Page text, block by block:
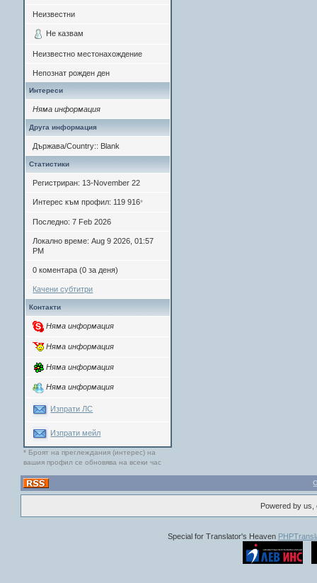
Неизвестни
Не казвам
Неизвестно местонахождение
Непознат рожден ден
Интереси
Няма информация
Друга информация
Държава/Country:: Blank
Статистики
Регистриран: 13-November 22
Интерес към профил: 119 916*
Последно: 7 Feb 2026
Локално време: Aug 9 2026, 01:57
PM
0 коментара (0 за деня)
Качени субтитри
Контакти
Няма информация
Няма информация
Няма информация
Няма информация
Изпрати ЛС
Изпрати мейл
* Броят на преглеждания (интерес) на
вашия профил се обновява на всеки час
Powered by
Special for Translator's Heaven